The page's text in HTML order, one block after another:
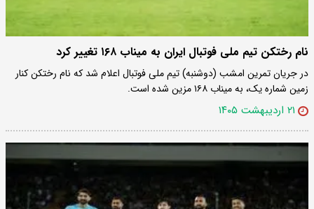
نام رختکن تیم ملی فوتبال ایران به میناب ۱۶۸ تغییر کرد
در جریان تمرین امشب (دوشنبه) تیم ملی فوتبال اعلام شد که نام رختکن کنار
زمین شماره یک، به میناب ۱۶۸ مزین شده است.
۲۱ اردیبهشت ۱۴۰۵